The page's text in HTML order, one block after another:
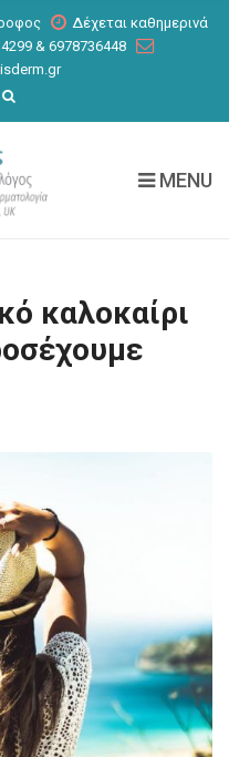
Δέχεται καθημερινά
& 6978736448
MENU
καλοκαίρι